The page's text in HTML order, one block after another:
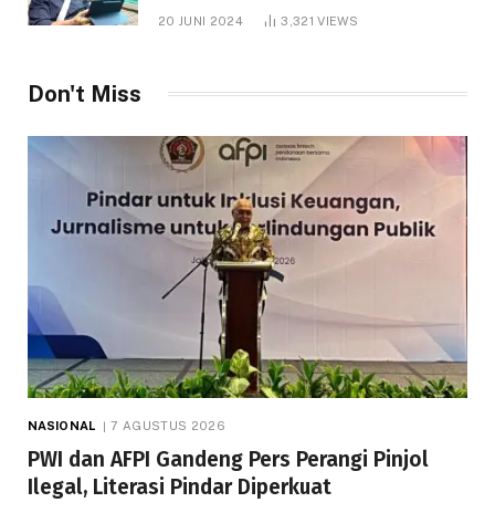
1.000 Hektare
20 JUNI 2024 3,321VIEWS
Don't Miss
NASIONAL 7 AGUSTUS 2026
PWI dan AFPI Gandeng Pers Perangi Pinjol
Ilegal, Literasi Pindar Diperkuat